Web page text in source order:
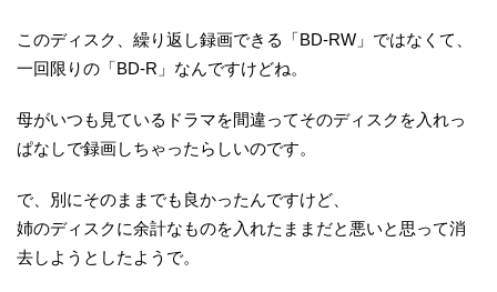
このディスク、繰り返し録画できる「BD-RW」ではなくて、
一回限りの「BD-R」なんですけどね。
母がいつも見ているドラマを間違ってそのディスクを入れっ
ぱなしで録画しちゃったらしいのです。
で、別にそのままでも良かったんですけど、
姉のディスクに余計なものを入れたままだと悪いと思って消
去しようとしたようで。